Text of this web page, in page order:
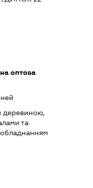
оптова
деревиною,
та
обладнанням